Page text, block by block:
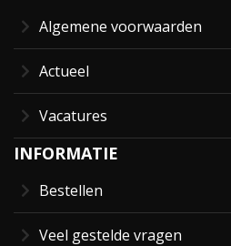
Algemene voorwaarden
Actueel
Vacatures
INFORMATIE
Bestellen
Veel gestelde vragen